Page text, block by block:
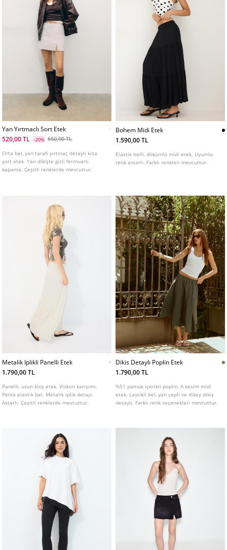
Yan Yırtmaclı Sort Etek
520,00 TL
-20% 650,00 TL
Orta bel, yan tarafı yırtmaç detaylı kısa
şort etek. Yan dikişte gizli fermuarlı
kapama. Çeşitli renklerde mevcuttur.
Bohem Midi Etek
1.590,00 TL
Elastik belli, dökümlü midi etek. Uyumlu
renk astarlı. Farklı renkleri mevcuttur.
Metalik Iplikli Panelli Etek
1.790,00 TL
Panelli, uzun kloş etek. Viskon karışımı.
Petek elastik bel. Metalik iplik detayı.
Astarlı. Çeşitli renklerde mevcuttur.
Dikis Detaylı Poplin Etek
1.790,00 TL
%51 pamuk içerikli poplin, A kesim midi
etek. Lastikli bel, yan cepli ve dikey dikiş
detaylı. Farklı renk seçenekleri mevcuttur.